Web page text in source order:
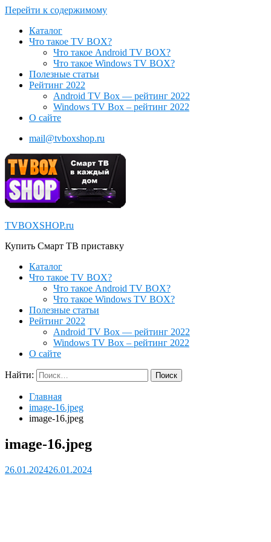
Перейти к содержимому
Каталог
Что такое TV BOX?
Что такое Android TV BOX?
Что такое Windows TV BOX?
Полезные статьи
Рейтинг 2022
Android TV Box — рейтинг 2022
Windows TV Box – рейтинг 2022
О сайте
mail@tvboxshop.ru
TVBOXSHOP.ru
Купить Смарт ТВ приставку
Каталог
Что такое TV BOX?
Что такое Android TV BOX?
Что такое Windows TV BOX?
Полезные статьи
Рейтинг 2022
Android TV Box — рейтинг 2022
Windows TV Box – рейтинг 2022
О сайте
Найти:
Главная
image-16.jpeg
image-16.jpeg
image-16.jpeg
26.01.202426.01.2024